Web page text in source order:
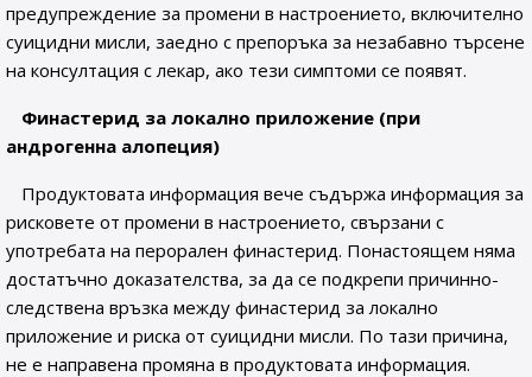
предупреждение за промени в настроението, включително
суицидни мисли, заедно с препоръка за незабавно търсене
на консултация с лекар, ако тези симптоми се появят.
Финастерид за локално приложение (при
андрогенна алопеция)
Продуктовата информация вече съдържа информация за
рисковете от промени в настроението, свързани с
употребата на перорален финастерид. Понастоящем няма
достатъчно доказателства, за да се подкрепи причинно-
следствена връзка между финастерид за локално
приложение и риска от суицидни мисли. По тази причина,
не е направена промяна в продуктовата информация.